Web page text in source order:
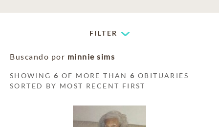
FILTER
Buscando por minnie sims
SHOWING6 OF MORE THAN6 OBITUARIES
SORTED BY MOST RECENT FIRST